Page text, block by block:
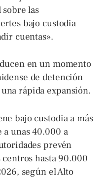
las
bajo custodia
cuentas».
en un momento
de detención
rápida expansión.
bajo custodia a más
unas 40.000 a
prevén
hasta 90.000
según el Alto